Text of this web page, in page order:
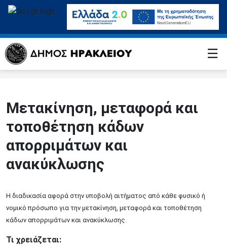
☰
Μετακίνηση, μεταφορά και
τοποθέτηση κάδων
απορριμάτων και
ανακύκλωσης
Η διαδικασία αφορά στην υποβολή αιτήματος από κάθε φυσικό ή
νομικό πρόσωπο για την μετακίνηση, μεταφορά και τοποθέτηση
κάδων απορριμάτων και ανακύκλωσης.
Τι χρειάζεται: